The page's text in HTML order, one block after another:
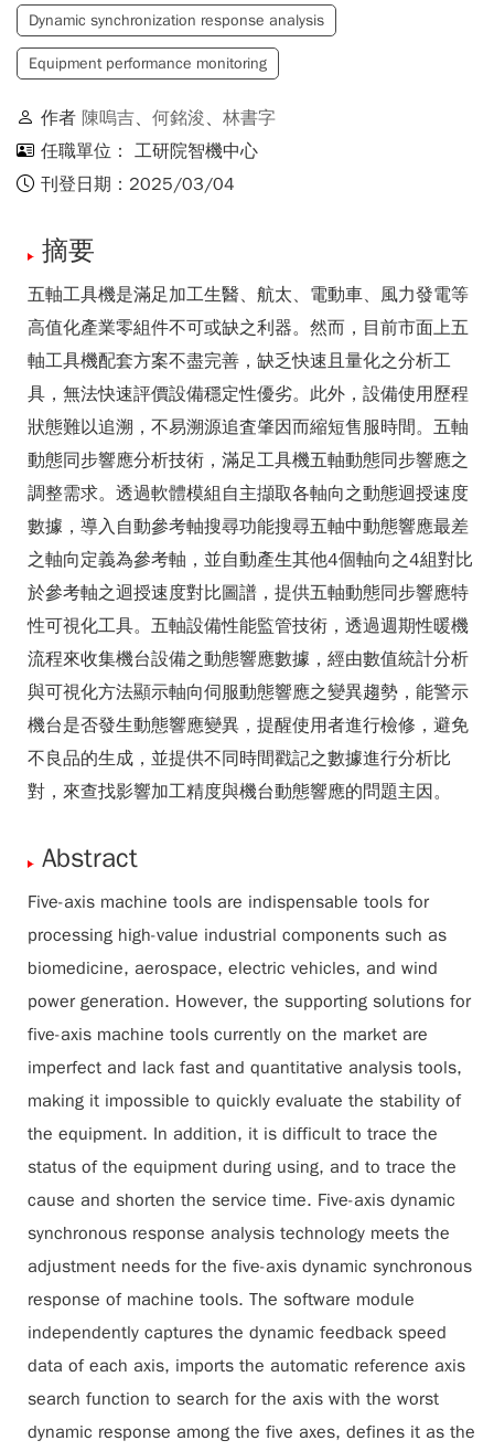
Dynamic synchronization response analysis
Equipment performance monitoring
作者 陳嗚吉、 何銘浚、 林書字
任職單位： 工研院智機中心
刊登日期：2025/03/04
摘要
五軸工具機是滿足加工生醫、航太、電動車、風力發電等
高值化產業零組件不可或缺之利器。然而，目前市面上五
軸工具機配套方案不盡完善，缺乏快速且量化之分析工
具，無法快速評價設備穩定性優劣。此外，設備使用歷程
狀態難以追溯，不易溯源追査肇因而縮短售服時間。五軸
動態同步響應分析技術，滿足工具機五軸動態同步響應之
調整需求。透過軟體模組自主擷取各軸向之動態迴授速度
數據，導入自動參考軸搜尋功能搜尋五軸中動態響應最差
之軸向定義為參考軸，並自動產生其他4個軸向之4組對比
於參考軸之迴授速度對比圖譜，提供五軸動態同步響應特
性可視化工具。五軸設備性能監管技術，透過週期性暖機
流程來收集機台設備之動態響應數據，經由數值統計分析
與可視化方法顯示軸向伺服動態響應之變異趨勢，能警示
機台是否發生動態響應變異，提醒使用者進行檢修，避免
不良品的生成，並提供不同時間戳記之數據進行分析比
對，來查找影響加工精度與機台動態響應的問題主因。
Abstract
Five-axis machine tools are indispensable tools for
processing high-value industrial components such as
biomedicine, aerospace, electric vehicles, and wind
power generation. However, the supporting solutions for
five-axis machine tools currently on the market are
imperfect and lack fast and quantitative analysis tools,
making it impossible to quickly evaluate the stability of
the equipment. In addition, it is difficult to trace the
status of the equipment during using, and to trace the
cause and shorten the service time. Five-axis dynamic
synchronous response analysis technology meets the
adjustment needs for the five-axis dynamic synchronous
response of machine tools. The software module
independently captures the dynamic feedback speed
data of each axis, imports the automatic reference axis
search function to search for the axis with the worst
dynamic response among the five axes, defines it as the